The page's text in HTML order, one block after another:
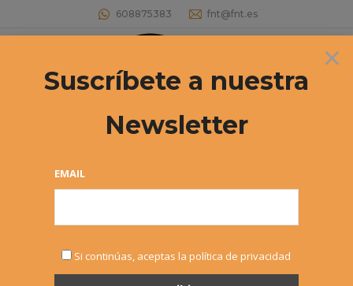
608875383 fnt@fnt.es
Buscar: ×
Suscríbete a nuestra
Newsletter
EMAIL
Si continúas, aceptas la política de privacidad